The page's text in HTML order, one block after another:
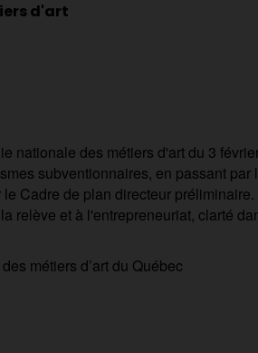
d'art
nationale des métiers d'art du 3
subventionnaires, en passant
Cadre de plan directeur préliminaire.
relève et à l'entrepreneuriat, clarté
métiers d’art du Québec